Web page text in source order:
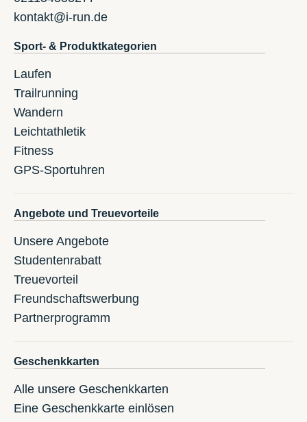
kontakt@i-run.de
Sport- & Produktkategorien
Laufen
Trailrunning
Wandern
Leichtathletik
Fitness
GPS-Sportuhren
Angebote und Treuevorteile
Unsere Angebote
Studentenrabatt
Treuevorteil
Freundschaftswerbung
Partnerprogramm
Geschenkkarten
Alle unsere Geschenkkarten
Eine Geschenkkarte einlösen